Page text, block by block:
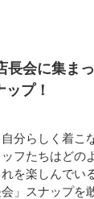
長会に集ま
プ！
分らしく着こ
フたちはどの
を楽しんでい
」スナップを